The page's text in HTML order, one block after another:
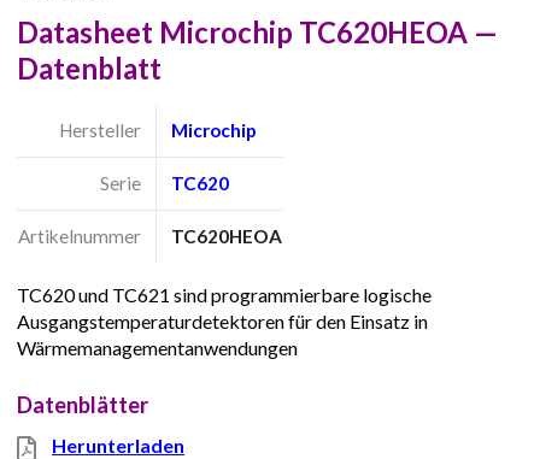
Datasheet Microchip TC620HEOA —
Datenblatt
Hersteller Microchip
Serie TC620
Artikelnummer TC620HEOA
TC620 und TC621 sind programmierbare logische
Ausgangstemperaturdetektoren für den Einsatz in
Wärmemanagementanwendungen
Datenblätter
Herunterladen